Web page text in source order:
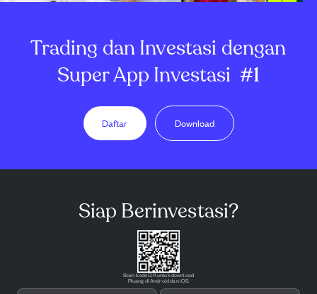
Trading dan Investasi dengan
Super App Investasi #1
Daftar Download
Siap Berinvestasi?
Scan kode QR untuk download
Pluang di Android dan iOS.